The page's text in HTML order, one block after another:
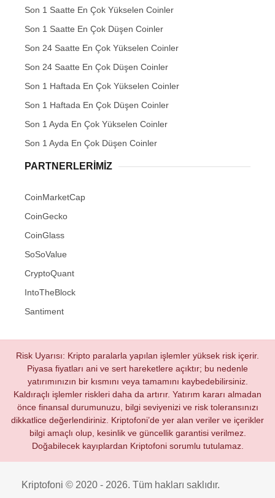
Son 1 Saatte En Çok Yükselen Coinler
Son 1 Saatte En Çok Düşen Coinler
Son 24 Saatte En Çok Yükselen Coinler
Son 24 Saatte En Çok Düşen Coinler
Son 1 Haftada En Çok Yükselen Coinler
Son 1 Haftada En Çok Düşen Coinler
Son 1 Ayda En Çok Yükselen Coinler
Son 1 Ayda En Çok Düşen Coinler
PARTNERLERIMIZ
CoinMarketCap
CoinGecko
CoinGlass
SoSoValue
CryptoQuant
IntoTheBlock
Santiment
Risk Uyarısı: Kripto paralarla yapılan işlemler yüksek risk içerir.
Piyasa fiyatları ani ve sert hareketlere açıktır; bu nedenle
yatırımınızın bir kısmını veya tamamını kaybedebilirsiniz.
Kaldıraçlı işlemler riskleri daha da artırır. Yatırım kararı almadan
önce finansal durumunuzu, bilgi seviyenizi ve risk toleransınızı
dikkatlice değerlendiriniz. Kriptofoni’de yer alan veriler ve içerikler
bilgi amaçlı olup, kesinlik ve güncellik garantisi verilmez.
Doğabilecek kayıplardan Kriptofoni sorumlu tutulamaz.
Kriptofoni © 2020 - 2026. Tüm hakları saklıdır.